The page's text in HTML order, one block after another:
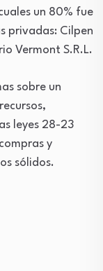
un 80% fue
privadas: Cilpen
Vermont S.R.L.
sobre un
leyes 28-23
y
sólidos.